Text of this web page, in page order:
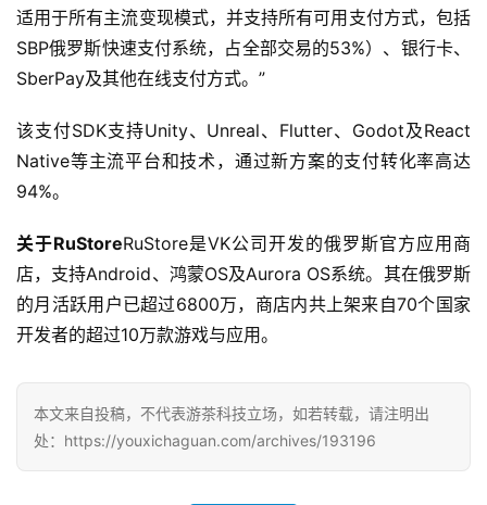
单
游
戏
闲
戏
2
0
第
十
三
适用于所有主流变现模式，并支持所有可用支付方式，包括
SBP俄罗斯快速支付系统，占全部交易的53%）、银行卡、
SberPay及其他在线支付方式。”
该支付SDK支持Unity、Unreal、Flutter、Godot及React
Native等主流平台和技术，通过新方案的支付转化率高达
94%。
关于RuStoreRuStore是VK公司开发的俄罗斯官方应用商
店，支持Android、鸿蒙OS及Aurora OS系统。其在俄罗斯
的月活跃用户已超过6800万，商店内共上架来自70个国家
开发者的超过10万款游戏与应用。
本文来自投稿，不代表游茶科技立场，如若转载，请注明出
处：https://youxichaguan.com/archives/193196